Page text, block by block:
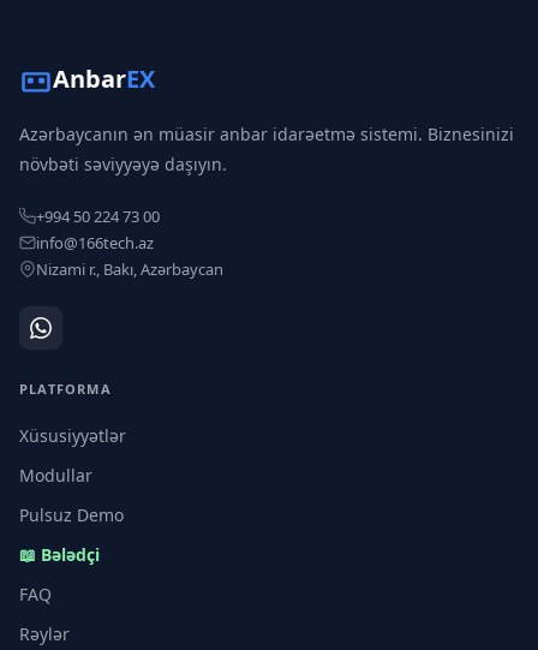
AnbarEX
Azərbaycanın ən müasir anbar idarəetmə sistemi. Biznesinizi
növbəti səviyyəyə daşıyın.
+994 50 224 73 00
info@166tech.az
Nizami r., Bakı, Azərbaycan
PLATFORMA
Xüsusiyyətlər
Modullar
Pulsuz Demo
📖 Bələdçi
FAQ
Rəylər